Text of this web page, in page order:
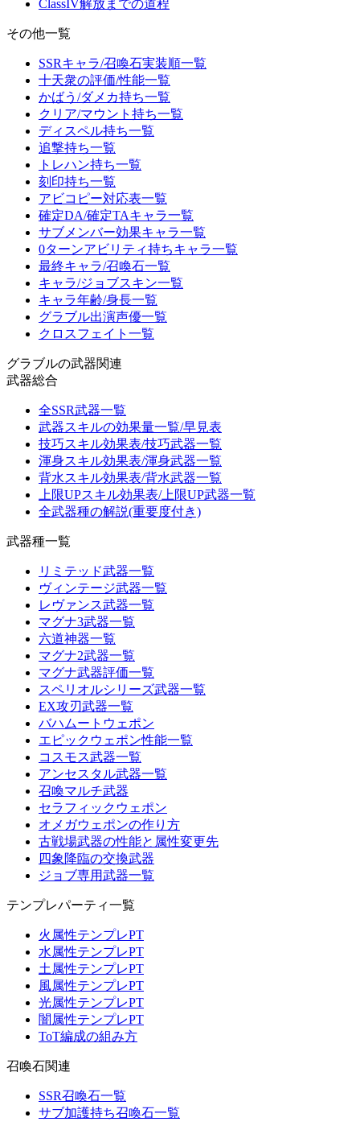
ClassIV解放までの道程
その他一覧
SSRキャラ/召喚石実装順一覧
十天衆の評価/性能一覧
かばう/ダメカ持ち一覧
クリア/マウント持ち一覧
ディスペル持ち一覧
追撃持ち一覧
トレハン持ち一覧
刻印持ち一覧
アビコピー対応表一覧
確定DA/確定TAキャラ一覧
サブメンバー効果キャラ一覧
0ターンアビリティ持ちキャラ一覧
最終キャラ/召喚石一覧
キャラ/ジョブスキン一覧
キャラ年齢/身長一覧
グラブル出演声優一覧
クロスフェイト一覧
グラブルの武器関連
武器総合
全SSR武器一覧
武器スキルの効果量一覧/早見表
技巧スキル効果表/技巧武器一覧
渾身スキル効果表/渾身武器一覧
背水スキル効果表/背水武器一覧
上限UPスキル効果表/上限UP武器一覧
全武器種の解説(重要度付き)
武器種一覧
リミテッド武器一覧
ヴィンテージ武器一覧
レヴァンス武器一覧
マグナ3武器一覧
六道神器一覧
マグナ2武器一覧
マグナ武器評価一覧
スペリオルシリーズ武器一覧
EX攻刃武器一覧
バハムートウェポン
エピックウェポン性能一覧
コスモス武器一覧
アンセスタル武器一覧
召喚マルチ武器
セラフィックウェポン
オメガウェポンの作り方
古戦場武器の性能と属性変更先
四象降臨の交換武器
ジョブ専用武器一覧
テンプレパーティ一覧
火属性テンプレPT
水属性テンプレPT
土属性テンプレPT
風属性テンプレPT
光属性テンプレPT
闇属性テンプレPT
ToT編成の組み方
召喚石関連
SSR召喚石一覧
サブ加護持ち召喚石一覧